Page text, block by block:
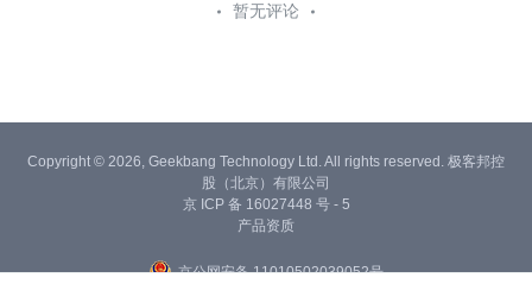
暂无评论
Copyright © 2026, Geekbang Technology Ltd. All rights reserved. 极客邦控
股（北京）有限公司
京 ICP 备 16027448 号 - 5
产品资质
京公网安备 11010502039052号